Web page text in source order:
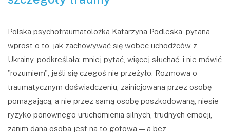
Polska psychotraumatolożka Katarzyna Podleska, pytana
wprost o to, jak zachowywać się wobec uchodźców z
Ukrainy, podkreślała: mniej pytać, więcej słuchać, i nie mówić
"rozumiem", jeśli się czegoś nie przeżyło. Rozmowa o
traumatycznym doświadczeniu, zainicjowana przez osobę
pomagającą, a nie przez samą osobę poszkodowaną, niesie
ryzyko ponownego uruchomienia silnych, trudnych emocji,
zanim dana osoba jest na to gotowa — a bez